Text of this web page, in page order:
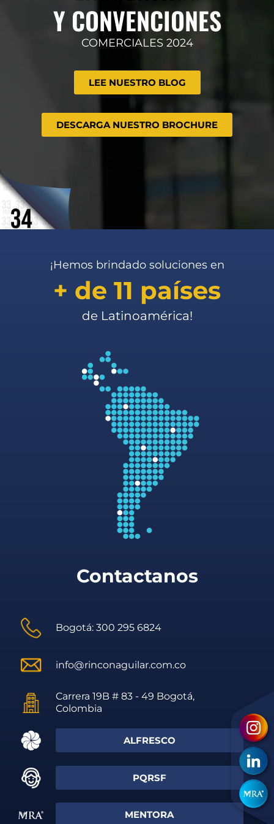
Y CONVENCIONES
COMERCIALES 2024
LEE NUESTRO BLOG
DESCARGA NUESTRO BROCHURE
¡Hemos brindado soluciones en
+ de 11 países
de Latinoamérica!
Contactanos
Bogotá: 300 295 6824
info@rinconaguilar.com.co
Carrera 19B # 83 - 49 Bogotá,
Colombia
ALFRESCO
PQRSF
MENTORA